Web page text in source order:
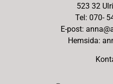
523 32
Tel: 070-
E-post:
Hemsida: